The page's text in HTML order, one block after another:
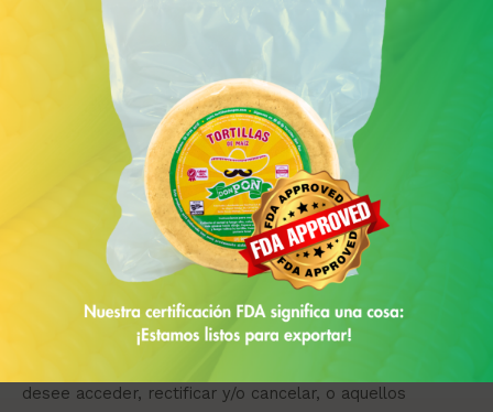
los que se acredite su identidad o la personalidad de
su representante legal. Cuando se trate de
“rectificación” de sus Datos Personales, deberá
indicarnos también cuál es la modificación exacta que
busca realizar y presentar la documentación que
soporte la petición, se realizará el mismo
procedimiento en los siguientes casos:
TRATAMIENTO DE DATOS PERSONALES/ SOLICITUD
Para su protección y beneficio, es posible que le
solicitemos documentación adicional que nos permita
desee acceder, rectificar y/o cancelar, o aquellos